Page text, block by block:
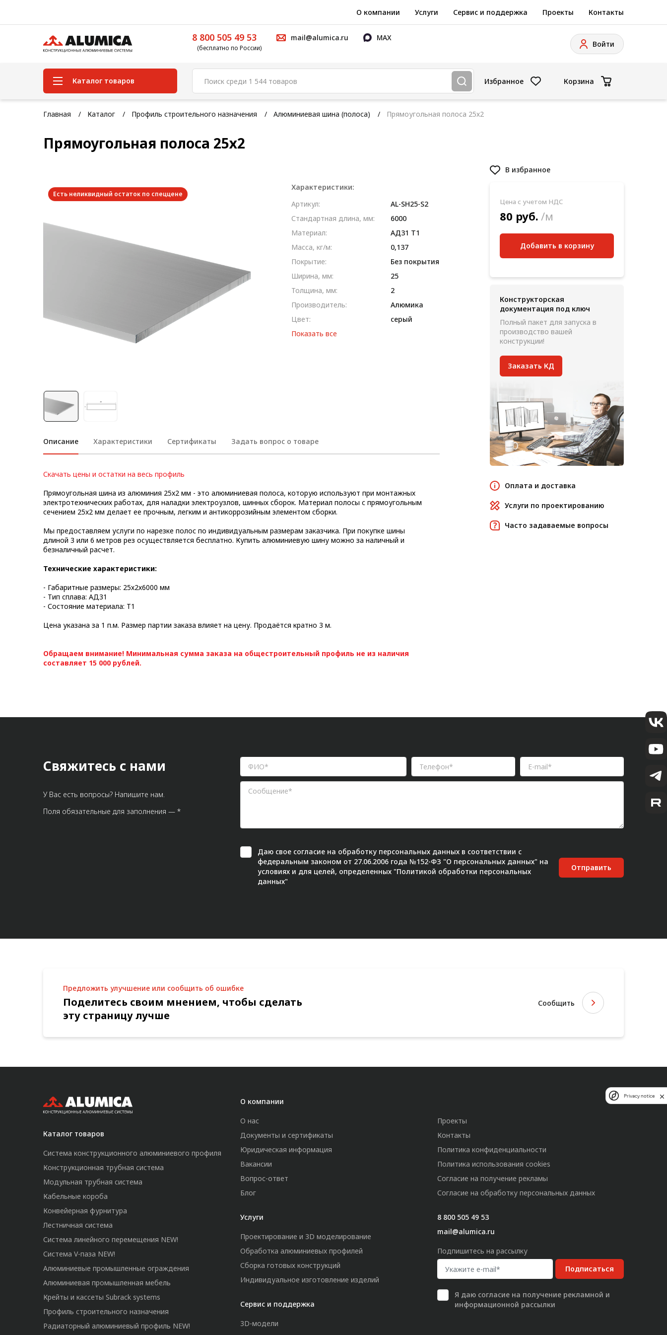
О компании Услуги Сервис и поддержка Проекты Контакты
8 800 505 49 53
(бесплатно по России)
mail@alumica.ru MAX
Войти
Каталог товаров
Система конструкционного
Конструкционная трубная
система
Кабельные короба
Лестничная система
Алюминиевая промышленная
назначения
Радиаторный алюминиевый
профиль NEW!
Лист алюминиевый
Конструкции из профиля
Услуги дополнительной
обработки профиля
Избранное Корзина
Главная Каталог Профиль строительного назначения Алюминиевая шина (полоса) Прямоугольная полоса 25х2
Прямоугольная полоса 25х2
Есть неликвидный остаток по спеццене
Описание Характеристики Сертификаты Задать вопрос о товаре
Скачать цены и остатки на весь профиль
Прямоугольная шина из алюминия 25x2 мм - это алюминиевая полоса, которую используют при монтажных
электротехнических работах, для наладки электроузлов, шинных сборок. Материал полосы с прямоугольным
сечением 25x2 мм делает ее прочным, легким и антикоррозийным элементом сборки.
Мы предоставляем услуги по нарезке полос по индивидуальным размерам заказчика. При покупке шины
длиной 3 или 6 метров рез осуществляется бесплатно. Купить алюминиевую шину можно за наличный и
безналичный расчет.
Технические характеристики:
- Габаритные размеры: 25х2х6000 мм
- Тип сплава: АД31
- Состояние материала: Т1
Цена указана за 1 п.м. Размер партии заказа влияет на цену. Продаётся кратно 3 м.
Обращаем внимание! Минимальная сумма заказа на общестроительный профиль не из наличия
составляет 15 000 рублей.
Характеристики:
Артикул:
AL-SH25-S2
Стандартная длина, мм:
6000
Материал:
AД31 T1
Масса, кг/м:
0,137
Покрытие:
Без покрытия
Ширина, мм:
25
Толщина, мм:
2
Производитель:
Алюмика
Цвет:
серый
Показать все
В избранное
Цена с учетом НДС
80 руб. /м
Добавить в корзину
Конструкторская
документация под ключ
Полный пакет для запуска в
производство вашей
конструкции!
Заказать КД
Оплата и доставка
Услуги по проектированию
Часто задаваемые вопросы
Свяжитесь с нами
У Вас есть вопросы? Напишите нам.
Поля обязательные для заполнения — *
Даю свое согласие на обработку персональных данных в соответствии с
федеральным законом от 27.06.2006 года №152-ФЗ "О персональных данных" на
условиях и для целей, определенных "Политикой обработки персональных
данных"
Отправить
Предложить улучшение или сообщить об ошибке
Поделитесь своим мнением, чтобы сделать
эту страницу лучше
Сообщить
Каталог товаров
Система конструкционного алюминиевого профиля
Конструкционная трубная система
Модульная трубная система
Кабельные короба
Конвейерная фурнитура
Лестничная система
Система линейного перемещения NEW!
Система V-паза NEW!
Алюминиевые промышленные ограждения
Алюминиевая промышленная мебель
Крейты и кассеты Subrack systems
Профиль строительного назначения
Радиаторный алюминиевый профиль NEW!
О компании
О нас
Документы и сертификаты
Юридическая информация
Вакансии
Вопрос-ответ
Блог
Услуги
Проектирование и 3D моделирование
Обработка алюминиевых профилей
Сборка готовых конструкций
Индивидуальное изготовление изделий
Сервис и поддержка
3D-модели
Проекты
Контакты
Политика конфиденциальности
Политика использования cookies
Согласие на получение рекламы
Согласие на обработку персональных данных
8 800 505 49 53
mail@alumica.ru
Подпишитесь на рассылку
Подписаться
Я даю согласие на получение рекламной и
информационной рассылки
Privacy notice